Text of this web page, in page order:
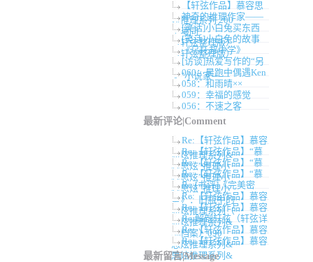
【轩弦作品】慕容思
炫推理系列 200
神奇的推理作家——
卓曦同
[笑话]小白兔买东西
（轩弦整理版）
[笑话]小白兔的故事
（轩弦整理版）
《乌托邦中学》
[访谈]热爱写作的“另
类”小说家——
060：晨跑中偶遇Ken
058：和雨晴××
059：幸福的感觉
056：不速之客
最新评论|Comment
Re:【轩弦作品】慕容
思炫推理系列&
Re:【轩弦作品】“慕
容思炫”推理小
Re:【轩弦作品】“慕
容思炫”推理小
Re:【轩弦作品】“慕
容思炫”推理小
Re:[书评]《完美密
室》：旧瓶中的
Re:【轩弦作品】慕容
思炫推理系列（
Re:【轩弦作品】慕容
思炫推理系列&
Re:解剖轩弦（轩弦详
细档案）090
Re:【轩弦作品】慕容
思炫推理系列&
Re:【轩弦作品】慕容
思炫推理系列&
最新留言|Message